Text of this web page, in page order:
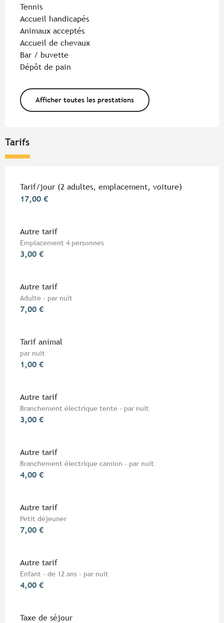
Tennis
Accueil handicapés
Animaux acceptés
Accueil de chevaux
Bar / buvette
Dépôt de pain
Afficher toutes les prestations
Tarifs
Tarifs 2026
Tarif/jour (2 adultes, emplacement, voiture)
17,00 €
Autre tarif
Emplacement 4 personnes
3,00 €
Autre tarif
Adulte - par nuit
7,00 €
Tarif animal
par nuit
1,00 €
Autre tarif
Branchement électrique tente - par nuit
3,00 €
Autre tarif
Branchement électrique camion - par nuit
4,00 €
Autre tarif
Petit déjeuner
7,00 €
Autre tarif
Enfant - de 12 ans - par nuit
4,00 €
Taxe de séjour